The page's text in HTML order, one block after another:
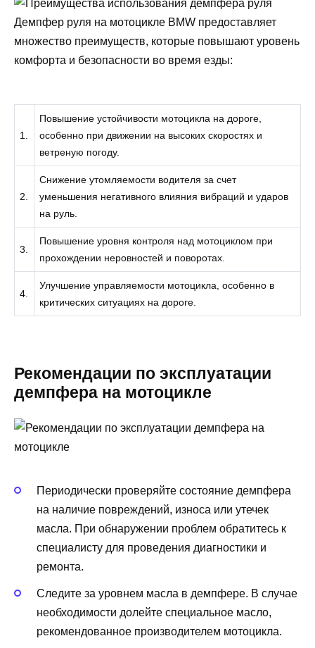
Демпфер руля на мотоцикле BMW предоставляет
множество преимуществ, которые повышают уровень
комфорта и безопасности во время езды:
1.
Повышение устойчивости мотоцикла на дороге,
особенно при движении на высоких скоростях и
ветреную погоду.
2.
Снижение утомляемости водителя за счет
уменьшения негативного влияния вибраций и ударов
на руль.
3.
Повышение уровня контроля над мотоциклом при
прохождении неровностей и поворотах.
4.
Улучшение управляемости мотоцикла, особенно в
критических ситуациях на дороге.
Рекомендации по эксплуатации
демпфера на мотоцикле
Периодически проверяйте состояние демпфера
на наличие повреждений, износа или утечек
масла. При обнаружении проблем обратитесь к
специалисту для проведения диагностики и
ремонта.
Следите за уровнем масла в демпфере. В случае
необходимости долейте специальное масло,
рекомендованное производителем мотоцикла.